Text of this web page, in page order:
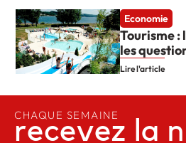
Economie
Tourisme :
les
Lire l'article
CHAQUE SEMAINE
recevez la